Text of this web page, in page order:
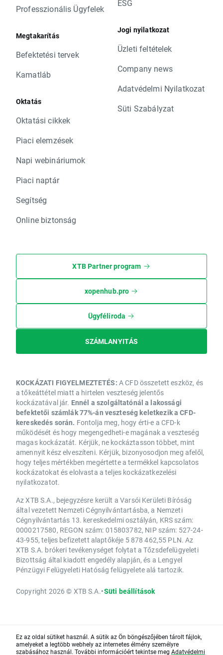
Professzionális Ügyfelek
Megtakarítás
Befektetési tervek
Kamatláb
Oktatás
Oktatási cikkek
Piaci elemzések
Napi webináriumok
Piaci naptár
Segítség
Online biztonság
ESG
Jogi nyilatkozat
Üzleti feltételek
Company news
Adatvédelmi Nyilatkozat
Süti Szabályzat
XTB Partner program
xopenhub.pro
Ügyféliroda
SZÁMLANYITÁS
KOCKÁZATI FIGYELMEZTETÉS: A CFD összetett eszköz, és
a tőkeáttétel miatt a hirtelen veszteség jelentős
kockázatával jár. Ennél a szolgáltatónál a lakossági
befektetői számlák 77%-án veszteség keletkezik a CFD-
kereskedés során. Fontolja meg, hogy érti-e a CFD-k
működését és hogy megengedheti-e magának a veszteség
magas kockázatát. Kérjük, ne kockáztasson többet, mint
amennyit kész elveszíteni. Kérjük, bizonyosodjon meg afelől,
hogy teljes mértékben megértette a termékkel kapcsolatos
kockázatokat és elolvasta a teljes kockázatkezelési
nyilatkozatot.
Az XTB S.A., bejegyzésre került a Varsói Kerületi Bíróság
által vezetett Nemzeti Cégnyilvántartásba, a Nemzeti
Cégnyilvántartás 13. kereskedelmi osztályán, KRS szám:
0000217580, REGON szám: 015803782, NIP szám: 527-24-
43-955, teljes befizetett alaptőkéje 5 878 462,55 PLN. Az
XTB S.A. brókeri tevékenységet folytat a Tőzsdefelügyeleti
Bizottság által kiadott engedély alapján, és a Lengyel
Pénzügyi Felügyeleti Hatóság felügyelete alá tartozik.
Copyright 2026 © XTB S.A.•Süti beállítások
Ez az oldal sütiket használ. A sütik az Ön böngészőjében tárolt fájlok,
amelyeket a legtöbb webhely az internetes élmény személyre
szabásához használ. További információért tekintse meg Adatvédelmi